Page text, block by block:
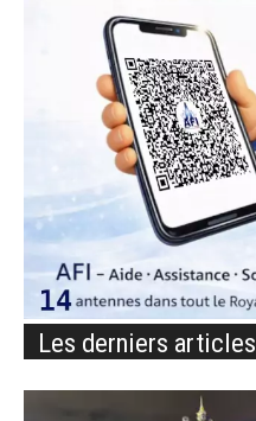
Les derniers articles